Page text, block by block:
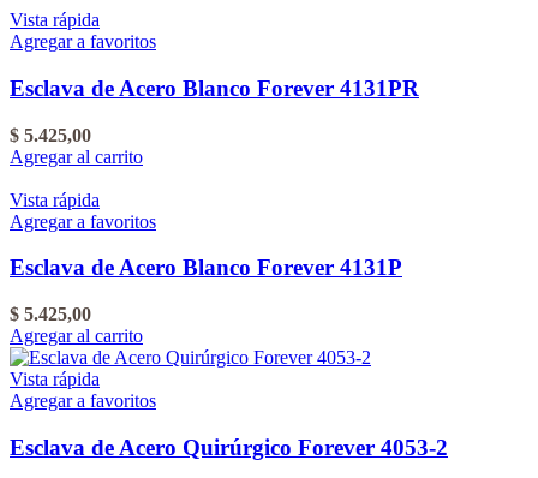
Vista rápida
Agregar a favoritos
Esclava de Acero Blanco Forever 4131PR
$ 5.425,00
Agregar al carrito
Vista rápida
Agregar a favoritos
Esclava de Acero Blanco Forever 4131P
$ 5.425,00
Agregar al carrito
Vista rápida
Agregar a favoritos
Esclava de Acero Quirúrgico Forever 4053-2